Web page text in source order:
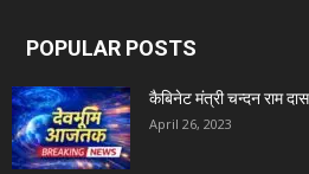
POPULAR POSTS
कैबिनेट मंत्री चन्दन राम
April 26, 2023